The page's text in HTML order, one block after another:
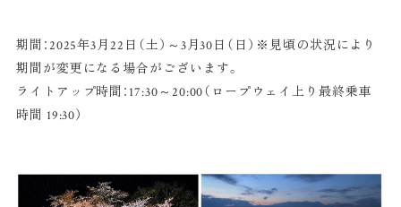
期間：2025年3月22日（土）～3月30日（日）※見頃の状況により
期間が変更になる場合がございます。
ライトアップ時間：17:30～20:00（ロープウェイ上り最終乗車
時間 19:30）